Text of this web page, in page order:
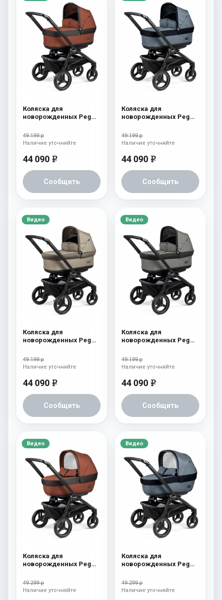
Коляска для
новорожденных Peg
Terracotta
49 199 р
44 090 e
Сообщить
Наличие уточняйте
Коляска для
новорожденных Peg
Horizon
49 199 р
44 090 e
Сообщить
Наличие уточняйте
Видео
Коляска для
новорожденных Peg
Cream
49 199 р
44 090 e
Сообщить
Наличие уточняйте
Видео
Коляска для
новорожденных Peg
Atmosphere
49 199 р
44 090 e
Сообщить
Наличие уточняйте
Видео
Коляска для
новорожденных Peg
Terracotta
49 299 р
Наличие уточняйте
Видео
Коляска для
новорожденных Peg
Horizon
49 299 р
Наличие уточняйте